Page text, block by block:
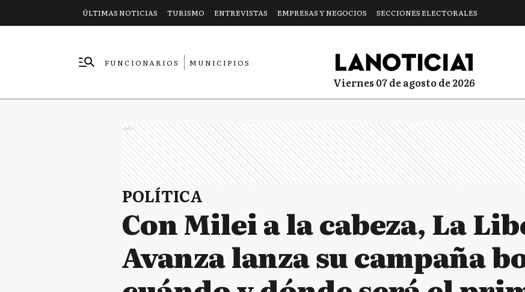
ÚLTIMAS NOTICIAS TURISMO ENTREVISTAS EMPRESAS Y NEGOCIOS SECCIONES ELECTORALES
FUNCIONARIOS
MUNICIPIOS
viernes 07 de agosto de 2026
Ads
POLÍTICA
Con Milei a la cabeza, La
Avanza lanza su campaña